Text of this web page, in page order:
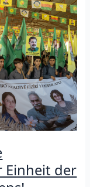
Einheit der